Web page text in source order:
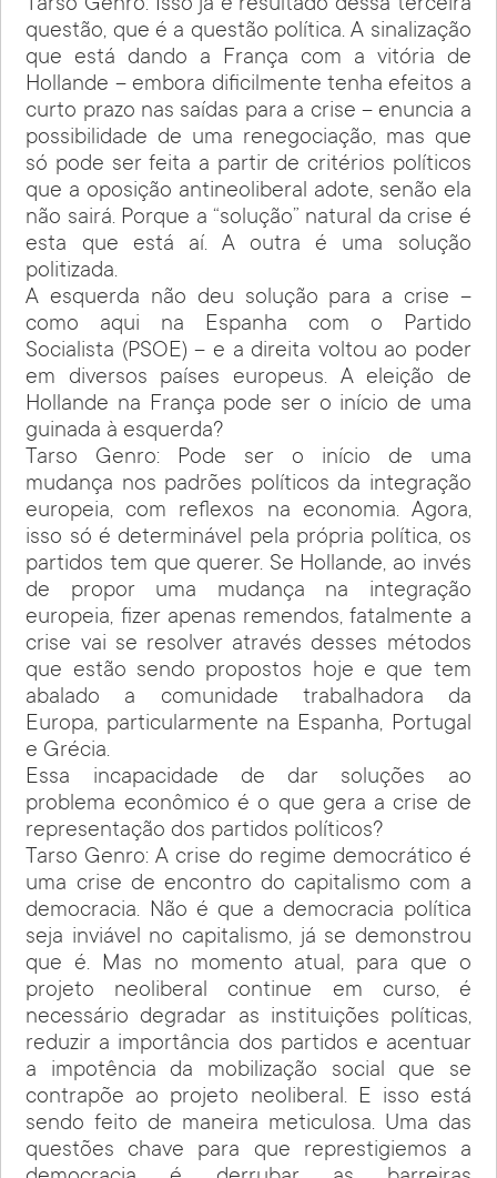
Tarso Genro: Isso já é resultado dessa terceira
questão, que é a questão política. A sinalização
que está dando a França com a vitória de
Hollande – embora dificilmente tenha efeitos a
curto prazo nas saídas para a crise – enuncia a
possibilidade de uma renegociação, mas que
só pode ser feita a partir de critérios políticos
que a oposição antineoliberal adote, senão ela
não sairá. Porque a “solução” natural da crise é
esta que está aí. A outra é uma solução
politizada.
A esquerda não deu solução para a crise –
como aqui na Espanha com o Partido
Socialista (PSOE) – e a direita voltou ao poder
em diversos países europeus. A eleição de
Hollande na França pode ser o início de uma
guinada à esquerda?
Tarso Genro: Pode ser o início de uma
mudança nos padrões políticos da integração
europeia, com reflexos na economia. Agora,
isso só é determinável pela própria política, os
partidos tem que querer. Se Hollande, ao invés
de propor uma mudança na integração
europeia, fizer apenas remendos, fatalmente a
crise vai se resolver através desses métodos
que estão sendo propostos hoje e que tem
abalado a comunidade trabalhadora da
Europa, particularmente na Espanha, Portugal
e Grécia.
Essa incapacidade de dar soluções ao
problema econômico é o que gera a crise de
representação dos partidos políticos?
Tarso Genro: A crise do regime democrático é
uma crise de encontro do capitalismo com a
democracia. Não é que a democracia política
seja inviável no capitalismo, já se demonstrou
que é. Mas no momento atual, para que o
projeto neoliberal continue em curso, é
necessário degradar as instituições políticas,
reduzir a importância dos partidos e acentuar
a impotência da mobilização social que se
contrapõe ao projeto neoliberal. E isso está
sendo feito de maneira meticulosa. Uma das
questões chave para que represtigiemos a